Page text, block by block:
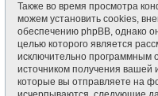
Также во время просмотра
можем установить cookies,
обеспечению phpBB, однако
целью которого является
исключительно программным
источником получения
которые вы отправляете на